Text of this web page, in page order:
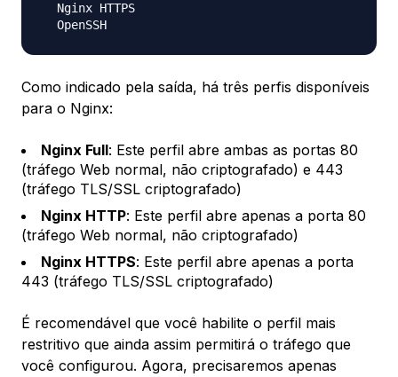
  Nginx HTTPS
Como indicado pela saída, há três perfis disponíveis
para o Nginx:
Nginx Full: Este perfil abre ambas as portas 80
(tráfego Web normal, não criptografado) e 443
(tráfego TLS/SSL criptografado)
Nginx HTTP: Este perfil abre apenas a porta 80
(tráfego Web normal, não criptografado)
Nginx HTTPS: Este perfil abre apenas a porta
443 (tráfego TLS/SSL criptografado)
É recomendável que você habilite o perfil mais
restritivo que ainda assim permitirá o tráfego que
você configurou. Agora, precisaremos apenas